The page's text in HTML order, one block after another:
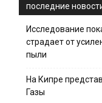
последние
Исследование
страдает от
пыли
На Кипре
Газы